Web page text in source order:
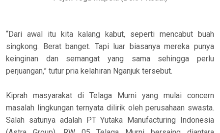
“Dari awal itu kita kalang kabut, seperti mencabut buah
singkong. Berat banget. Tapi luar biasanya mereka punya
keinginan dan semangat yang sama sehingga perlu
perjuangan,” tutur pria kelahiran Nganjuk tersebut.
Kiprah masyarakat di Telaga Murni yang mulai concern
masalah lingkungan ternyata dilirik oleh perusahaan swasta.
Salah satunya adalah PT Yutaka Manufacturing Indonesia